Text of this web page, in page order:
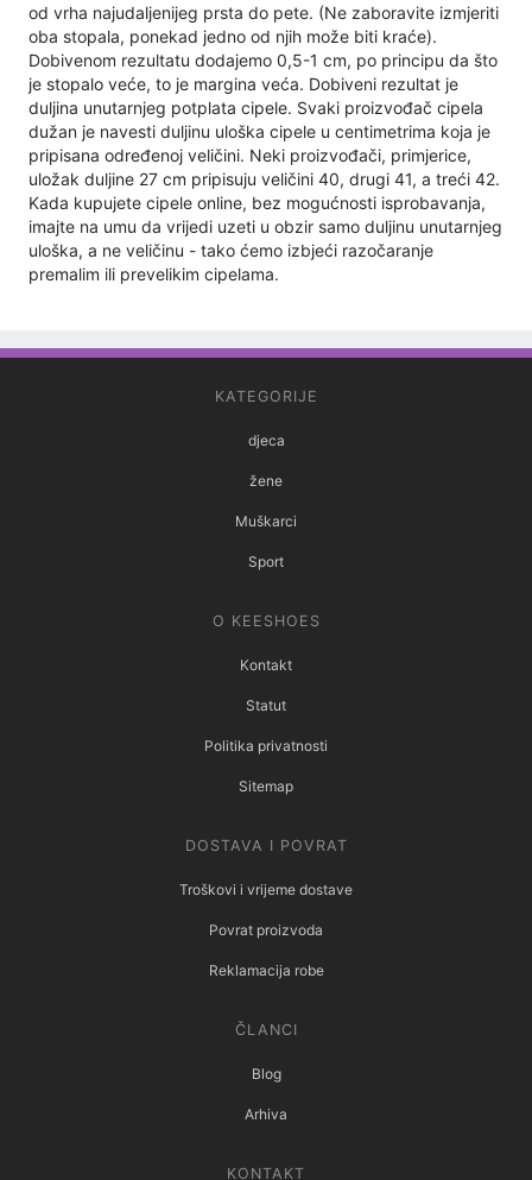
od vrha najudaljenijeg prsta do pete. (Ne zaboravite izmjeriti
oba stopala, ponekad jedno od njih može biti kraće).
Dobivenom rezultatu dodajemo 0,5-1 cm, po principu da što
je stopalo veće, to je margina veća. Dobiveni rezultat je
duljina unutarnjeg potplata cipele. Svaki proizvođač cipela
dužan je navesti duljinu uloška cipele u centimetrima koja je
pripisana određenoj veličini. Neki proizvođači, primjerice,
uložak duljine 27 cm pripisuju veličini 40, drugi 41, a treći 42.
Kada kupujete cipele online, bez mogućnosti isprobavanja,
imajte na umu da vrijedi uzeti u obzir samo duljinu unutarnjeg
uloška, ​​a ne veličinu - tako ćemo izbjeći razočaranje
premalim ili prevelikim cipelama.
KATEGORIJE
djeca
žene
Muškarci
Sport
O KEESHOES
Kontakt
Statut
Politika privatnosti
Sitemap
DOSTAVA I POVRAT
Troškovi i vrijeme dostave
Povrat proizvoda
Reklamacija robe
ČLANCI
Blog
Arhiva
KONTAKT